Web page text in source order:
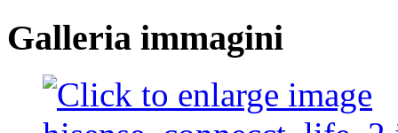
Galleria immagini